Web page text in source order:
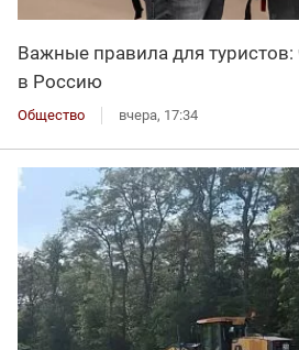
Важные правила для туристов:
в Россию
Общество вчера, 17:34